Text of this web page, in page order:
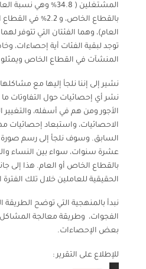
المشتغلين ( 34.8%
بالقطاع الخاص، و
العام)، وهما الفئتان التي تتوفر
توجد لبقية الفئات أية إحصاءات،
المنشآت في القطاع الخاص ويمثلون
نشير إلى إننا نلجأ إليها مع
نشر أي إحصائيات حول التفاوتات
الأجور ومن هم في أسفله،
الاحصائيات، واستبعاد إحصائيات
السابق. وسوف نلجأ إلى رسم صورة
عشرة سنوات، سواء بين النساء
بالقطاع الخاص أو العام. هذا إلى
الحقيقية للعاملين خلال تلك
نبدأ بالمنهجية التي توضح
الفجوات، وطريقة معالجة المشاكل
بعض الإحصاءات.
للإطلاع على التقرير :